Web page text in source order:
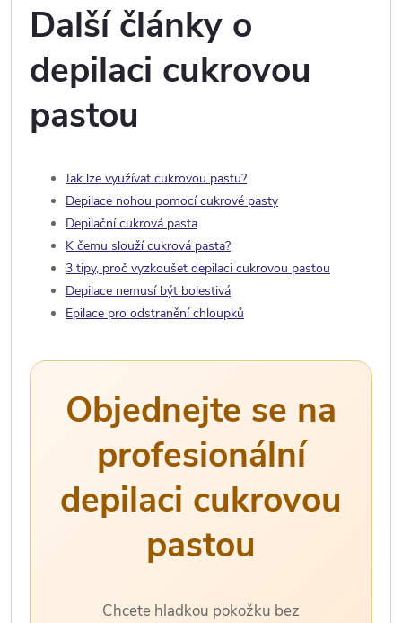
Další články o
depilaci cukrovou
pastou
Jak lze využívat cukrovou pastu?
Depilace nohou pomocí cukrové pasty
Depilační cukrová pasta
K čemu slouží cukrová pasta?
3 tipy, proč vyzkoušet depilaci cukrovou pastou
Depilace nemusí být bolestivá
Epilace pro odstranění chloupků
Objednejte se na
profesionální
depilaci cukrovou
pastou
Chcete hladkou pokožku bez